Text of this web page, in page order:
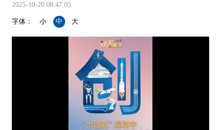
2025-10-20 08:47:05
字体： 小 中 大